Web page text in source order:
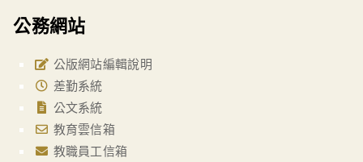
公務網站
公版網站編輯說明
差勤系統
公文系統
教育雲信箱
教職員工信箱